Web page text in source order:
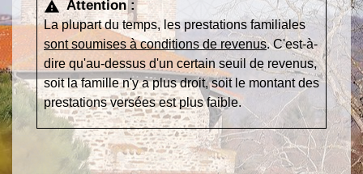
warning Attention :
La plupart du temps, les prestations familiales
sont soumises à conditions de revenus. C'est-à-
dire qu'au-dessus d'un certain seuil de revenus,
soit la famille n'y a plus droit, soit le montant des
prestations versées est plus faible.